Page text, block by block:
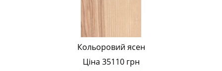
Кольоровий ясен
Ціна 35110 грн